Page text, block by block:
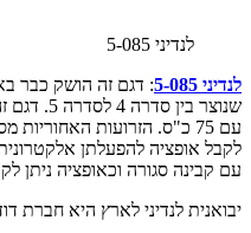
לנדיני 5-085
לנדיני 5-085
לקבל אופציה להפעלתן
עם קבינה סגורה וכאופציה ניתן
יבואנית לנדיני לארץ היא חברת